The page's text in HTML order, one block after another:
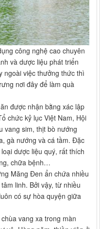
công nghệ cao chuyên
và dược liệu phát triển
ngoài việc thưởng thức thì
nơi đây để làm quà
được nhận bằng xác lập
chức kỷ lục Việt Nam, Hội
vang sim, thịt bò nướng
gà nướng và cá tầm. Đặc
dược liệu quý, rất thích
chữa bệnh…
Măng Đen ẩn chứa nhiều
linh. Bởi vậy, từ nhiều
có sự hòa quyện giữa
vang xa trong màn